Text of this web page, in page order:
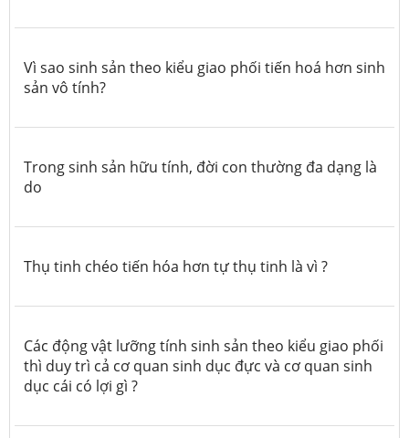
Vì sao sinh sản theo kiểu giao phối tiến hoá hơn sinh
sản vô tính?
Trong sinh sản hữu tính, đời con thường đa dạng là
do
Thụ tinh chéo tiến hóa hơn tự thụ tinh là vì ?
Các động vật lưỡng tính sinh sản theo kiểu giao phối
thì duy trì cả cơ quan sinh dục đực và cơ quan sinh
dục cái có lợi gì ?